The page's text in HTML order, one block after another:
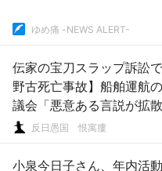
ゆめ痛 -NEWS ALERT-
伝家の宝刀スラップ訴
野古死亡事故】船舶運航
議会「悪意ある言説が拡
唆
反日愚国 恨寓瘻